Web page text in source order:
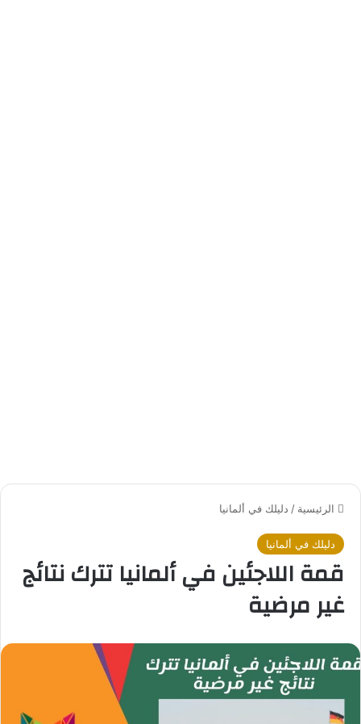
الرئيسية / دليلك في ألمانيا
دليلك في ألمانيا
قمة اللاجئين في ألمانيا تترك نتائج
غير مرضية